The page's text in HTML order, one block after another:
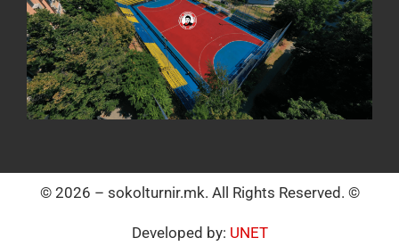
© 2026 – sokolturnir.mk. All Rights Reserved. ©
Developed by: UNET